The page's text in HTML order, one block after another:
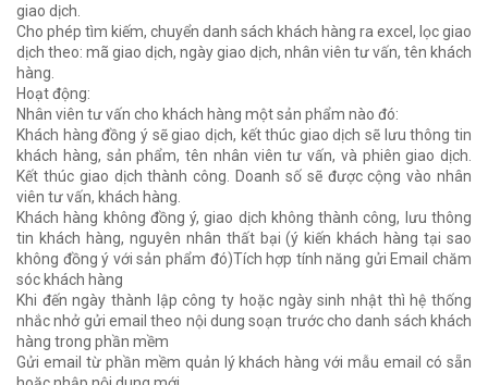
giao dịch.
Cho phép tìm kiếm, chuyển danh sách khách hàng ra excel, lọc giao
dịch theo: mã giao dịch, ngày giao dịch, nhân viên tư vấn, tên khách
hàng.
Hoạt động:
Nhân viên tư vấn cho khách hàng một sản phẩm nào đó:
Khách hàng đồng ý sẽ giao dịch, kết thúc giao dịch sẽ lưu thông tin
khách hàng, sản phẩm, tên nhân viên tư vấn, và phiên giao dịch.
Kết thúc giao dịch thành công. Doanh số sẽ được cộng vào nhân
viên tư vấn, khách hàng.
Khách hàng không đồng ý, giao dịch không thành công, lưu thông
tin khách hàng, nguyên nhân thất bại (ý kiến khách hàng tại sao
không đồng ý với sản phẩm đó)Tích hợp tính năng gửi Email chăm
sóc khách hàng
Khi đến ngày thành lập công ty hoặc ngày sinh nhật thì hệ thống
nhắc nhở gửi email theo nội dung soạn trước cho danh sách khách
hàng trong phần mềm
Gửi email từ phần mềm quản lý khách hàng với mẫu email có sẵn